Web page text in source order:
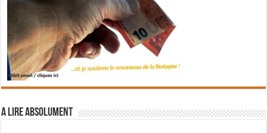
A lire absolument